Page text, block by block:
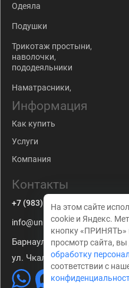
Одеяла
Подушки
Трикотаж простыни,
наволочки,
пододеяльники
Наматрасники,
Информация
Как купить
Услуги
Компания
Контакты
+7 (983) 179-63-67
info@univkon22.ru
Барнаул
ул. Чкалова 210
На этом сайте
cookie и Яндекс.
кнопку «ПРИНЯТЬ»
просмотр сайта, вы
обработку
соответствии с